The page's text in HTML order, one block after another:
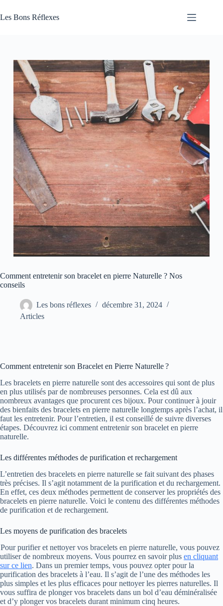
au
contenu
Les Bons Réflexes
Comment entretenir son bracelet en pierre Naturelle ? Nos
conseils
Les bons réflexes
décembre 31, 2024
Articles
Comment entretenir son Bracelet en Pierre Naturelle ?
Les bracelets en pierre naturelle sont des accessoires qui sont de plus
en plus utilisés par de nombreuses personnes. Cela est dû aux
nombreux avantages que procurent ces bijoux. Pour continuer à jouir
des bienfaits des bracelets en pierre naturelle longtemps après l’achat, il
faut les entretenir. Pour l’entretien, il est conseillé de suivre diverses
étapes. Découvrez ici comment entretenir son bracelet en pierre
naturelle.
Les différentes méthodes de purification et rechargement
L’entretien des bracelets en pierre naturelle se fait suivant des phases
très précises. Il s’agit notamment de la purification et du rechargement.
En effet, ces deux méthodes permettent de conserver les propriétés des
bracelets en pierre naturelle. Voici le contenu des différentes méthodes
de purification et de rechargement.
Les moyens de purification des bracelets
Pour purifier et nettoyer vos bracelets en pierre naturelle, vous pouvez
utiliser de nombreux moyens. Vous pourrez en savoir plus en cliquant
sur ce lien. Dans un premier temps, vous pouvez opter pour la
purification des bracelets à l’eau. Il s’agit de l’une des méthodes les
plus simples et les plus efficaces pour nettoyer les pierres naturelles. Il
vous suffira de plonger vos bracelets dans un bol d’eau déminéralisée
et d’y plonger vos bracelets durant minimum cinq heures.